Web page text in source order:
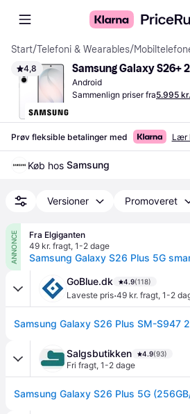
Start/Telefoni & Wearables/
4,8 Samsung Galaxy S26+
Android
Sammenlign priser fra5.995 kr.
Prøv fleksible betalinger med Lær
Køb hos Samsung
Versioner Promoveret
ANNONCE
Fra Elgiganten
49 kr. fragt, 1-2 dage
GoBlue.dk 4.9(118)
Laveste pris·49 kr. fragt, 1-2
Salgsbutikken 4.9(93)
Fri fragt, 1-2 dage
Samsung Galaxy S26 Plus 5G